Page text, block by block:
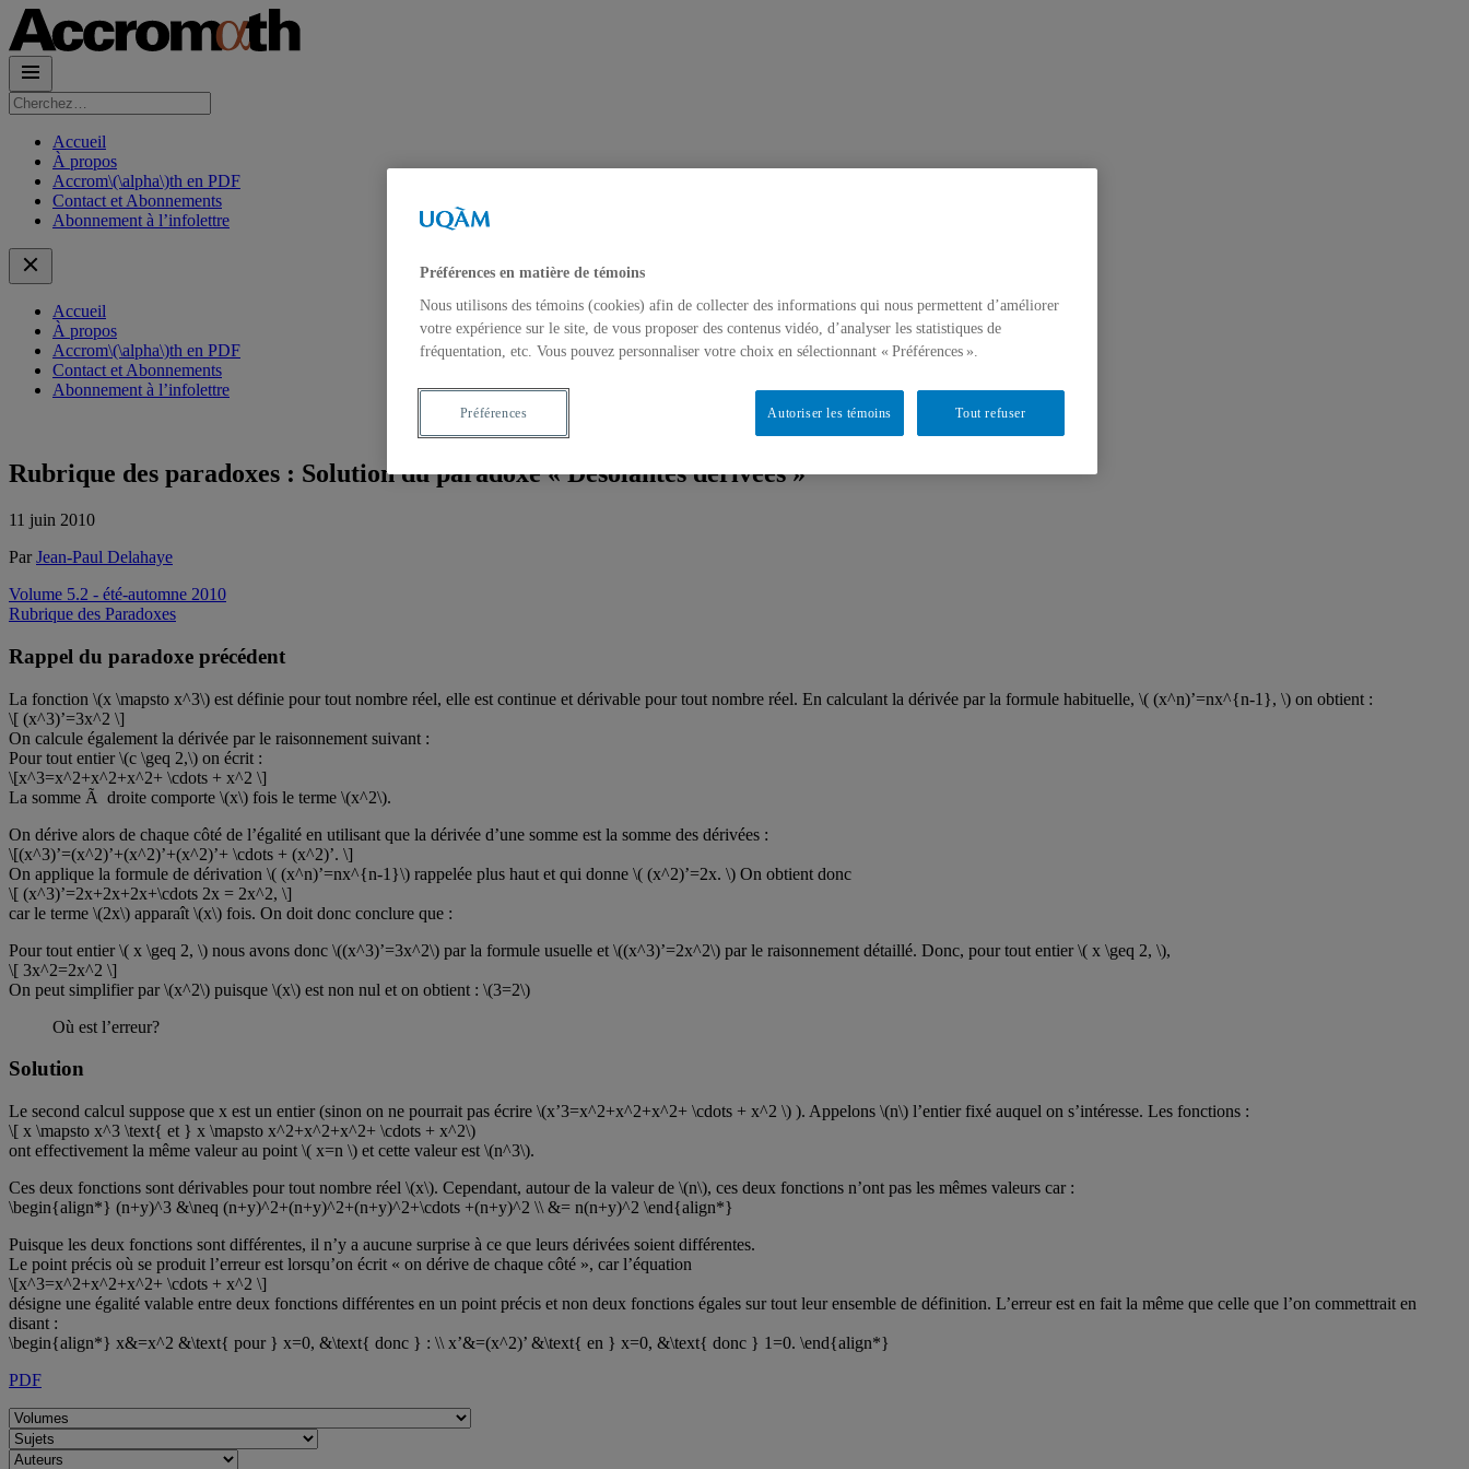
Rechercher :
Accueil
À propos
Accrom\(\alpha\)th en PDF
Contact et Abonnements
Abonnement à l’infolettre
Accueil
À propos
Accrom\(\alpha\)th en PDF
Contact et Abonnements
Abonnement à l’infolettre
Rubrique des paradoxes : Solution du paradoxe « Désolantes dérivées »
11 juin 2010
ParJean-Paul Delahaye
Volume 5.2 - été-automne 2010
Rubrique des Paradoxes
Rappel du paradoxe précédent
La fonction \(x \mapsto x^3\) est définie pour tout nombre réel, elle est continue et dérivable pour tout nombre réel. En calculant la dérivée par la formule habituelle, \( (x^n)’=nx^{n-1}, \) on obtient :
\[ (x^3)’=3x^2 \]
On calcule également la dérivée par le raisonnement suivant :
Pour tout entier \(c \geq 2,\) on écrit :
\[x^3=x^2+x^2+x^2+ \cdots + x^2 \]
La somme Ã droite comporte \(x\) fois le terme \(x^2\).
On dérive alors de chaque côté de l’égalité en utilisant que la dérivée d’une somme est la somme des dérivées :
\[(x^3)’=(x^2)’+(x^2)’+(x^2)’+ \cdots + (x^2)’. \]
On applique la formule de dérivation \( (x^n)’=nx^{n-1}\) rappelée plus haut et qui donne \( (x^2)’=2x. \) On obtient donc
\[ (x^3)’=2x+2x+2x+\cdots 2x = 2x^2, \]
car le terme \(2x\) apparaît \(x\) fois. On doit donc conclure que :
Pour tout entier \( x \geq 2, \) nous avons donc \((x^3)’=3x^2\) par la formule usuelle et \((x^3)’=2x^2\) par le raisonnement détaillé. Donc, pour tout entier \( x \geq 2, \),
\[ 3x^2=2x^2 \]
On peut simplifier par \(x^2\) puisque \(x\) est non nul et on obtient : \(3=2\)
Où est l’erreur?
Solution
Le second calcul suppose que x est un entier (sinon on ne pourrait pas écrire \(x’3=x^2+x^2+x^2+ \cdots + x^2 \) ). Appelons \(n\) l’entier fixé auquel on s’intéresse. Les fonctions :
\[ x \mapsto x^3 \text{ et } x \mapsto x^2+x^2+x^2+ \cdots + x^2\)
ont effectivement la même valeur au point \( x=n \) et cette valeur est \(n^3\).
Ces deux fonctions sont dérivables pour tout nombre réel \(x\). Cependant, autour de la valeur de \(n\), ces deux fonctions n’ont pas les mêmes valeurs car :
\begin{align*} (n+y)^3 &\neq (n+y)^2+(n+y)^2+(n+y)^2+\cdots +(n+y)^2 \\ &= n(n+y)^2 \end{align*}
Puisque les deux fonctions sont différentes, il n’y a aucune surprise à ce que leurs dérivées soient différentes.
Le point précis où se produit l’erreur est lorsqu’on écrit « on dérive de chaque côté », car l’équation
\[x^3=x^2+x^2+x^2+ \cdots + x^2 \]
désigne une égalité valable entre deux fonctions différentes en un point précis et non deux fonctions égales sur tout leur ensemble de définition. L’erreur est en fait la même que celle que l’on commettrait en
disant :
\begin{align*} x&=x^2 &\text{ pour } x=0, &\text{ donc } : \\ x’&=(x^2)’ &\text{ en } x=0, &\text{ donc } 1=0. \end{align*}
PDF
Préférences en matière de témoins
Nous utilisons des témoins (cookies) afin de collecter des informations qui nous permettent d’améliorer
votre expérience sur le site, de vous proposer des contenus vidéo, d’analyser les statistiques de
fréquentation, etc. Vous pouvez personnaliser votre choix en sélectionnant « Préférences ».
Tout refuser
Autoriser les témoins
Préférences